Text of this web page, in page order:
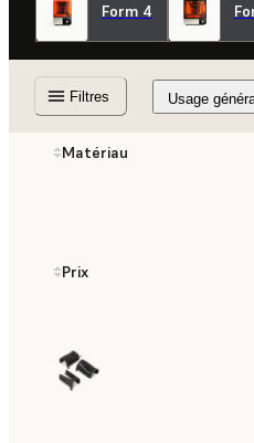
Form 4
Filtres Usage
Matériau
Prix